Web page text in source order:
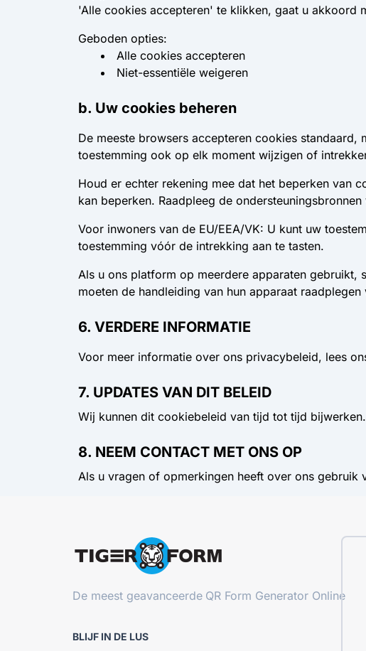
'Alle cookies accepteren' te klikken, gaat u akkoord
Geboden opties:
Alle cookies accepteren
Niet-essentiële weigeren
b. Uw cookies beheren
De meeste browsers accepteren cookies
toestemming ook op elk moment wijzigen of
Houd er echter rekening mee dat het beperken van
kan beperken. Raadpleeg de
Voor inwoners van de EU/EEA/VK: U kunt uw
toestemming vóór de intrekking aan te tasten.
Als u ons platform op meerdere apparaten
moeten de handleiding van hun apparaat
6. VERDERE INFORMATIE
Voor meer informatie over ons privacybeleid, lees
7. UPDATES VAN DIT BELEID
Wij kunnen dit cookiebeleid van tijd tot tijd
8. NEEM CONTACT MET ONS OP
Als u vragen of opmerkingen heeft over ons
De meest geavanceerde QR Form Generator Online
BLIJF IN DE LUS